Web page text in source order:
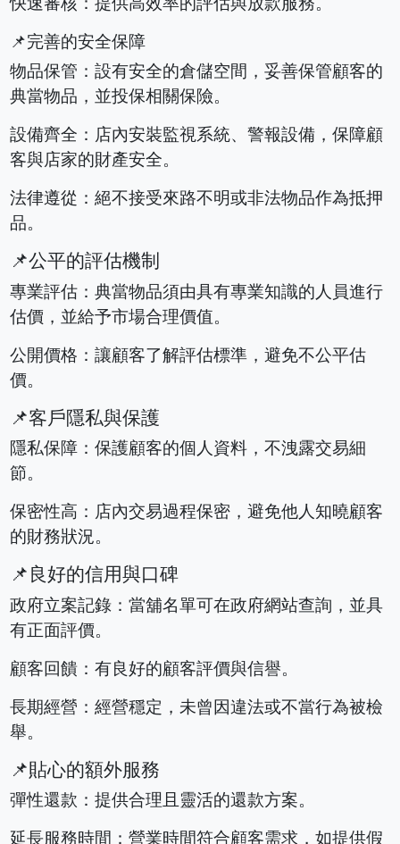
📌完善的安全保障
物品保管：設有安全的倉儲空間，妥善保管顧客的
典當物品，並投保相關保險。
設備齊全：店內安裝監視系統、警報設備，保障顧
客與店家的財產安全。
法律遵從：絕不接受來路不明或非法物品作為抵押
品。
📌公平的評估機制
專業評估：典當物品須由具有專業知識的人員進行
估價，並給予市場合理價值。
公開價格：讓顧客了解評估標準，避免不公平估
價。
📌客戶隱私與保護
隱私保障：保護顧客的個人資料，不洩露交易細
節。
保密性高：店內交易過程保密，避免他人知曉顧客
的財務狀況。
📌良好的信用與口碑
政府立案記錄：當舖名單可在政府網站查詢，並具
有正面評價。
顧客回饋：有良好的顧客評價與信譽。
長期經營：經營穩定，未曾因違法或不當行為被檢
舉。
📌貼心的額外服務
彈性還款：提供合理且靈活的還款方案。
延長服務時間：營業時間符合顧客需求，如提供假